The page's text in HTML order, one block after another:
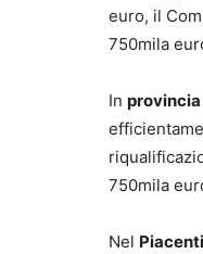
euro, il
750mila
In provincia
750mila
Nel